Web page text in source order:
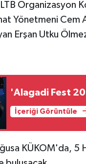
Organizasyon
Yönetmeni Cem
Erşan Utku
'Alagadi Fest
İçeriği Görüntüle
KÜKOM'da, 5